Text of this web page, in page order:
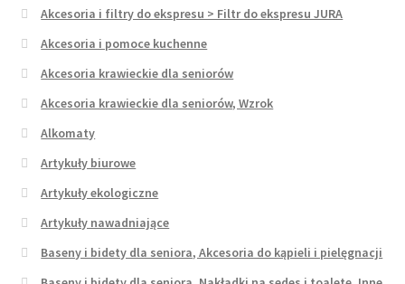
Akcesoria i filtry do ekspresu > Filtr do ekspresu JURA
Akcesoria i pomoce kuchenne
Akcesoria krawieckie dla seniorów
Akcesoria krawieckie dla seniorów, Wzrok
Alkomaty
Artykuły biurowe
Artykuły ekologiczne
Artykuły nawadniające
Baseny i bidety dla seniora, Akcesoria do kąpieli i pielęgnacji